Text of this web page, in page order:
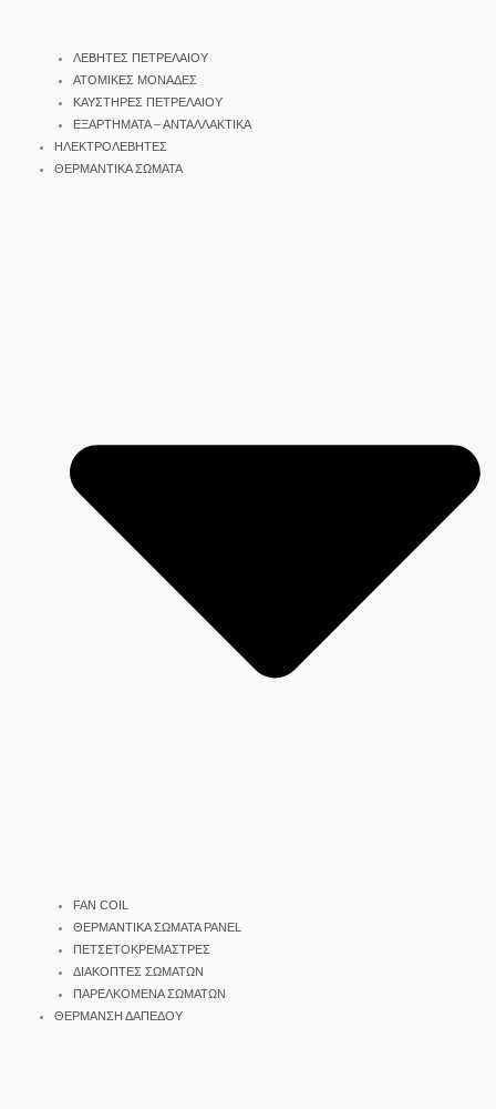
ΛΕΒΗΤΕΣ ΠΕΤΡΕΛΑΙΟΥ
ΑΤΟΜΙΚΕΣ ΜΟΝΑΔΕΣ
ΚΑΥΣΤΗΡΕΣ ΠΕΤΡΕΛΑΙΟΥ
ΕΞΑΡΤΗΜΑΤΑ – ΑΝΤΑΛΛΑΚΤΙΚΑ
ΗΛΕΚΤΡΟΛΕΒΗΤΕΣ
ΘΕΡΜΑΝΤΙΚΑ ΣΩΜΑΤΑ
FAN COIL
ΘΕΡΜΑΝΤΙΚΑ ΣΩΜΑΤΑ PANEL
ΠΕΤΣΕΤΟΚΡΕΜΑΣΤΡΕΣ
ΔΙΑΚΟΠΤΕΣ ΣΩΜΑΤΩΝ
ΠΑΡΕΛΚΟΜΕΝΑ ΣΩΜΑΤΩΝ
ΘΕΡΜΑΝΣΗ ΔΑΠΕΔΟΥ